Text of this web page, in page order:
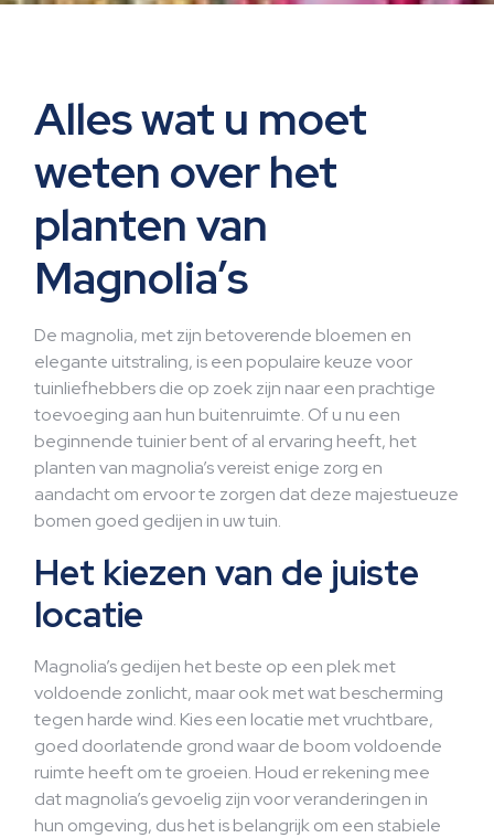
Alles wat u moet
weten over het
planten van
Magnolia’s
De magnolia, met zijn betoverende bloemen en
elegante uitstraling, is een populaire keuze voor
tuinliefhebbers die op zoek zijn naar een prachtige
toevoeging aan hun buitenruimte. Of u nu een
beginnende tuinier bent of al ervaring heeft, het
planten van magnolia’s vereist enige zorg en
aandacht om ervoor te zorgen dat deze majestueuze
bomen goed gedijen in uw tuin.
Het kiezen van de juiste
locatie
Magnolia’s gedijen het beste op een plek met
voldoende zonlicht, maar ook met wat bescherming
tegen harde wind. Kies een locatie met vruchtbare,
goed doorlatende grond waar de boom voldoende
ruimte heeft om te groeien. Houd er rekening mee
dat magnolia’s gevoelig zijn voor veranderingen in
hun omgeving, dus het is belangrijk om een stabiele